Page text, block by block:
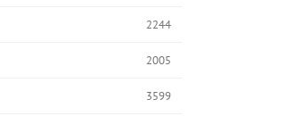
2244
2005
3599